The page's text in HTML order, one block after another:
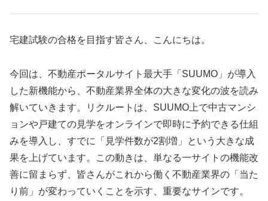
宅建試験の合格を目指す皆さん、こんにちは。
今回は、不動産ポータルサイト最大手「SUUMO」が導入
した新機能から、不動産業界全体の大きな変化の波を読み
解いていきます。リクルートは、SUUMO上で中古マンシ
ョンや戸建ての見学をオンラインで即時に予約できる仕組
みを導入し、すでに「見学件数が2割増」という大きな成
果を上げています。この動きは、単なる一サイトの機能改
善に留まらず、皆さんがこれから働く不動産業界の「当た
り前」が変わっていくことを示す、重要なサインです。